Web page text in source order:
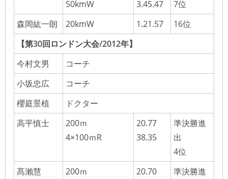
50kmW
3.45.47
7位
森岡紘一朗
20kmW 1.21.57
16位
【第30回ロンドン大会/2012年】
今村文男
コーチ
小坂忠広
コーチ
櫻庭景植
ドクター
高平慎士
200ｍ
4×100ｍR
20.77
38.35
準決勝進
出
4位
髙瀨慧
200ｍ
20.70
準決勝進